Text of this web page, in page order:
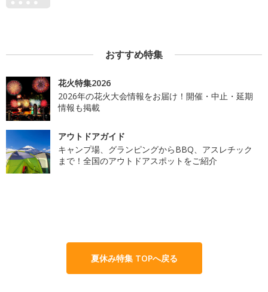
おすすめ特集
花火特集2026
2026年の花火大会情報をお届け！開催・中止・延期
情報も掲載
アウトドアガイド
キャンプ場、グランピングからBBQ、アスレチック
まで！全国のアウトドアスポットをご紹介
夏休み特集 TOPへ戻る